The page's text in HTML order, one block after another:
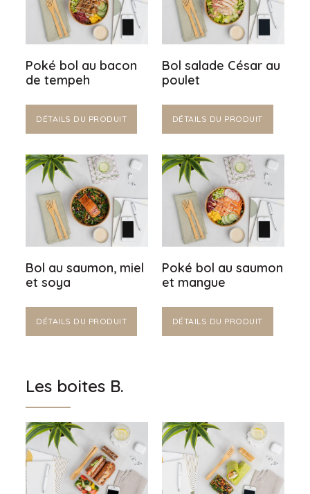
Poké bol au bacon
de tempeh
DÉTAILS DU PRODUIT
Bol salade César au
poulet
DÉTAILS DU PRODUIT
Bol au saumon, miel
et soya
DÉTAILS DU PRODUIT
Poké bol au saumon
et mangue
DÉTAILS DU PRODUIT
Les boites B.